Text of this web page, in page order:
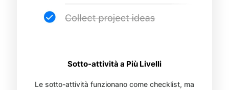
Sotto-attività a Più Livelli
Le sotto-attività funzionano come checklist, ma